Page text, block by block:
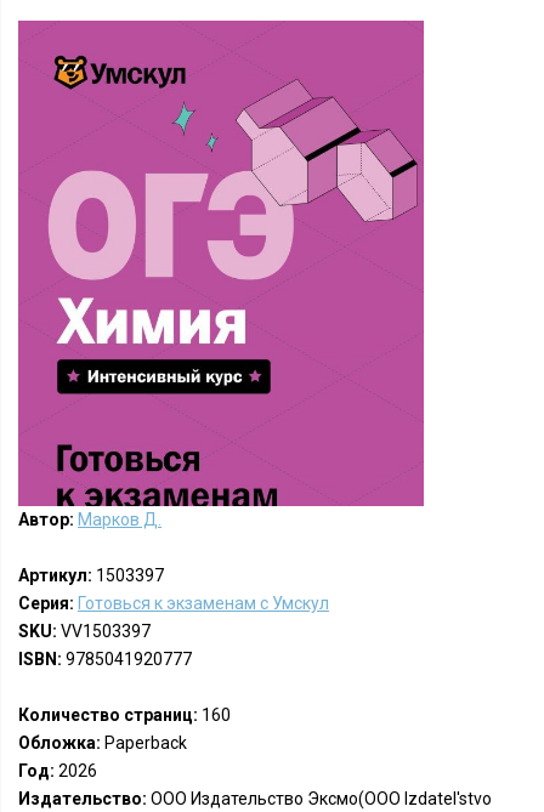
Автор: Марков Д.
Артикул: 1503397
Серия: Готовься к экзаменам с Умскул
SKU: VV1503397
ISBN: 9785041920777
Количество страниц: 160
Обложка: Paperback
Год: 2026
Издательство: ООО Издательство Эксмо(OOO Izdatel'stvo